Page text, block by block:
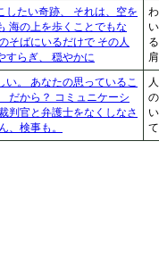
したい奇跡、 それは、空を
海の上を歩くことでもな
そばにいるだけで その人
すらぎ、 穏やかに
い。 あなたの思っているこ
だから？ コミュニケーシ
判官と弁護士をなくしなさ
、検事も。